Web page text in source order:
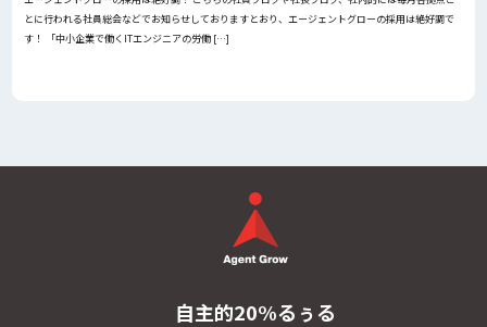
とに行われる社員総会などでお知らせしておりますとおり、エージェントグローの採用は絶好調で
す！ 「中小企業で働くITエンジニアの労働 […]
自主的20%るぅる